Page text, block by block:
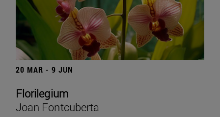
20 MAR - 9 JUN
Florilegium
Joan Fontcuberta